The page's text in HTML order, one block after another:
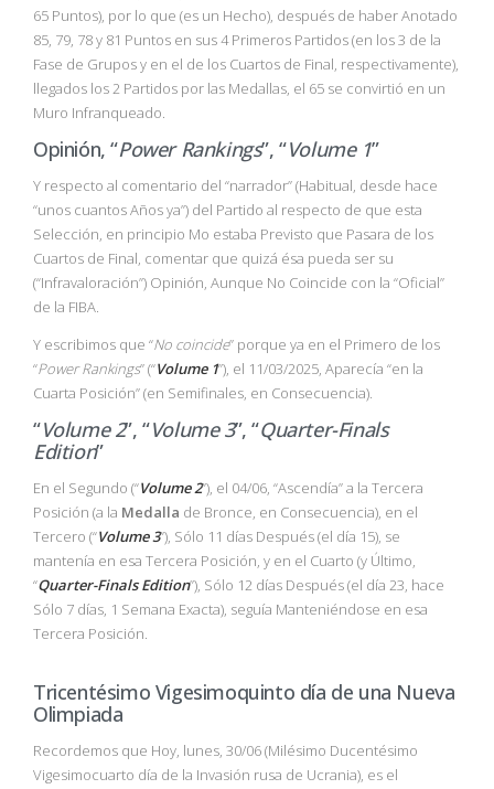
65 Puntos), por lo que (es un Hecho), después de haber Anotado
85, 79, 78 y 81 Puntos en sus 4 Primeros Partidos (en los 3 de la
Fase de Grupos y en el de los Cuartos de Final, respectivamente),
llegados los 2 Partidos por las Medallas, el 65 se convirtió en un
Muro Infranqueado.
Opinión, “Power Rankings”, “Volume 1”
Y respecto al comentario del “narrador” (Habitual, desde hace
“unos cuantos Años ya”) del Partido al respecto de que esta
Selección, en principio Mo estaba Previsto que Pasara de los
Cuartos de Final, comentar que quizá ésa pueda ser su
(“Infravaloración”) Opinión, Aunque No Coincide con la “Oficial”
de la FIBA.
Y escribimos que “No coincide” porque ya en el Primero de los
“Power Rankings” (“Volume 1”), el 11/03/2025, Aparecía “en la
Cuarta Posición” (en Semifinales, en Consecuencia).
“Volume 2”, “Volume 3”, “Quarter-Finals
Edition”
En el Segundo (“Volume 2”), el 04/06, “Ascendía” a la Tercera
Posición (a la Medalla de Bronce, en Consecuencia), en el
Tercero (“Volume 3”), Sólo 11 días Después (el día 15), se
mantenía en esa Tercera Posición, y en el Cuarto (y Último,
“Quarter-Finals Edition”), Sólo 12 días Después (el día 23, hace
Sólo 7 días, 1 Semana Exacta), seguía Manteniéndose en esa
Tercera Posición.
Tricentésimo Vigesimoquinto día de una Nueva
Olimpiada
Recordemos que Hoy, lunes, 30/06 (Milésimo Ducentésimo
Vigesimocuarto día de la Invasión rusa de Ucrania), es el